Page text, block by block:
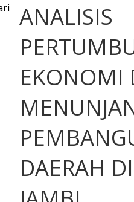
ANALISIS
EKONOMI
DAERAH